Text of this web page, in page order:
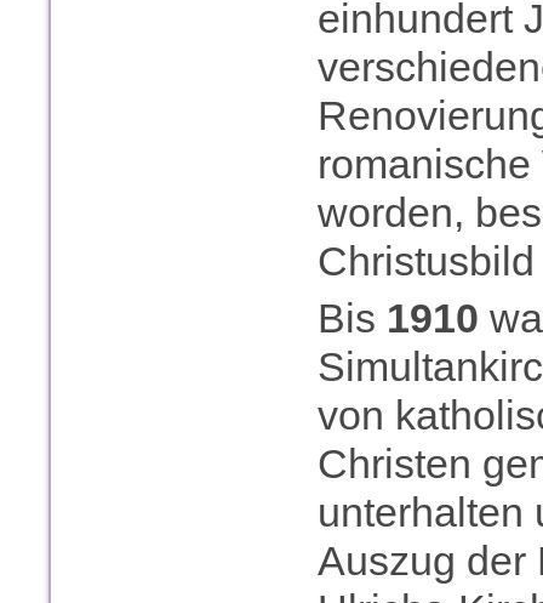
einhundert
worden,
Bis 1910
von
Christen
unterhalten
Auszug der